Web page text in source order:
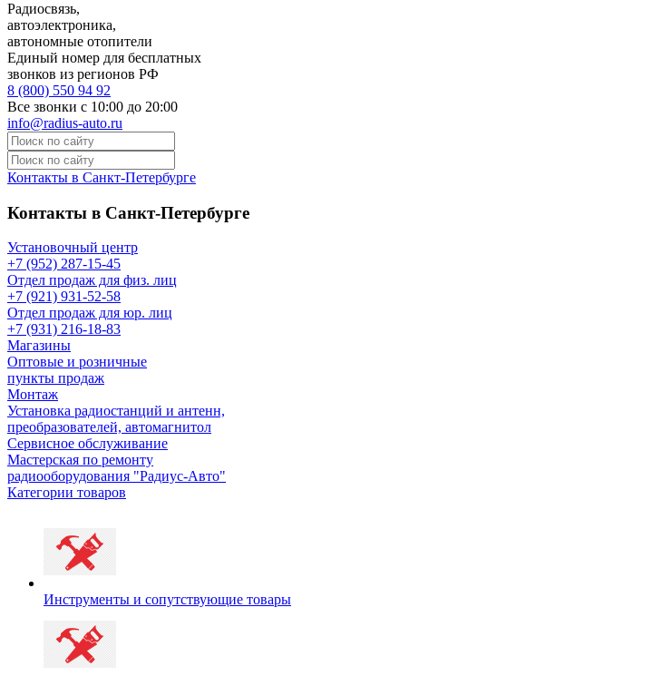
Радиосвязь,
автоэлектроника,
автономные отопители
Единый номер для бесплатных
звонков из регионов РФ
8 (800) 550 94 92
Все звонки с 10:00 до 20:00
info@radius-auto.ru
Контакты в Санкт-Петербурге
Контакты в Санкт-Петербурге
Установочный центр
+7 (952) 287-15-45
Отдел продаж для физ. лиц
+7 (921) 931-52-58
Отдел продаж для юр. лиц
+7 (931) 216-18-83
Магазины
Оптовые и розничные
пункты продаж
Монтаж
Установка радиостанций и антенн,
преобразователей, автомагнитол
Сервисное обслуживание
Мастерская по ремонту
радиооборудования "Радиус-Авто"
Категории товаров
Инструменты и сопутствующие товары